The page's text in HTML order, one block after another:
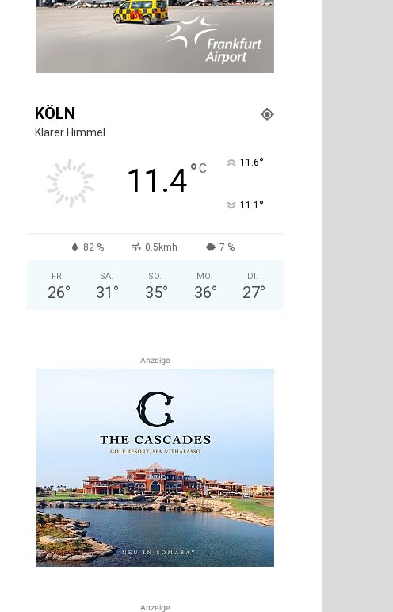
KÖLN
Klarer Himmel
11.4°C 11.6°
11.1 °
82 % 0.5kmh 7 %
FR.
26°
SA.
31 °
SO.
35°
MO.
36°
DI.
27°
Anzeige
Anzeige